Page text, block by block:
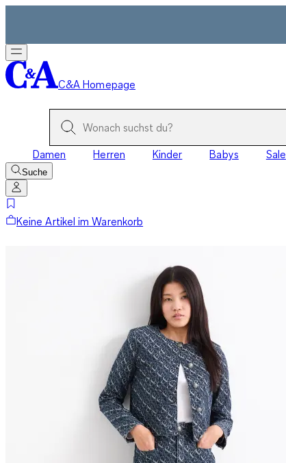
C&A Homepage
Damen Herren Kinder Babys Sale
Suche
Keine Artikel im Warenkorb